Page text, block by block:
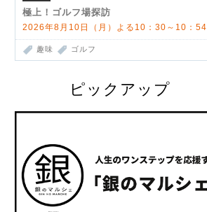
極上！ゴルフ場探訪
2026年8月10日（月）よる10：30～10：54
趣味 ゴルフ
ピックアップ